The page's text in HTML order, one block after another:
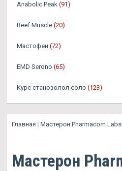
Anabolic Peak (91)
Beef Muscle (20)
Мастофен (72)
EMD Serono (65)
Курс станозолол соло (123)
Главная | Мастерон Pharmacom Labs
Мастерон